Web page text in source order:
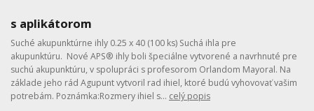
s aplikátorom
Suché akupunktúrne ihly 0.25 x 40 (100 ks) Suchá ihla pre
akupunktúru. Nové APS® ihly boli špeciálne vytvorené a navrhnuté pre
suchú akupunktúru, v spolupráci s profesorom Orlandom Mayoral. Na
základe jeho rád Agupunt vytvoril rad ihiel, ktoré budú vyhovovať vašim
potrebám. Poznámka:Rozmery ihiel s... celý popis